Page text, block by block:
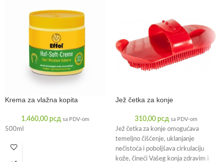
Krema za vlažna kopita
1.460,00 рсд sa PDV-om
500ml
Jež četka za konje
310,00 рсд sa PDV-om
Jež četka za konje omogućava
temeljno čišćenje, uklanjanje
nečistoća i poboljšava cirkulaciju
kože, čineći Vašeg konja zdravim i